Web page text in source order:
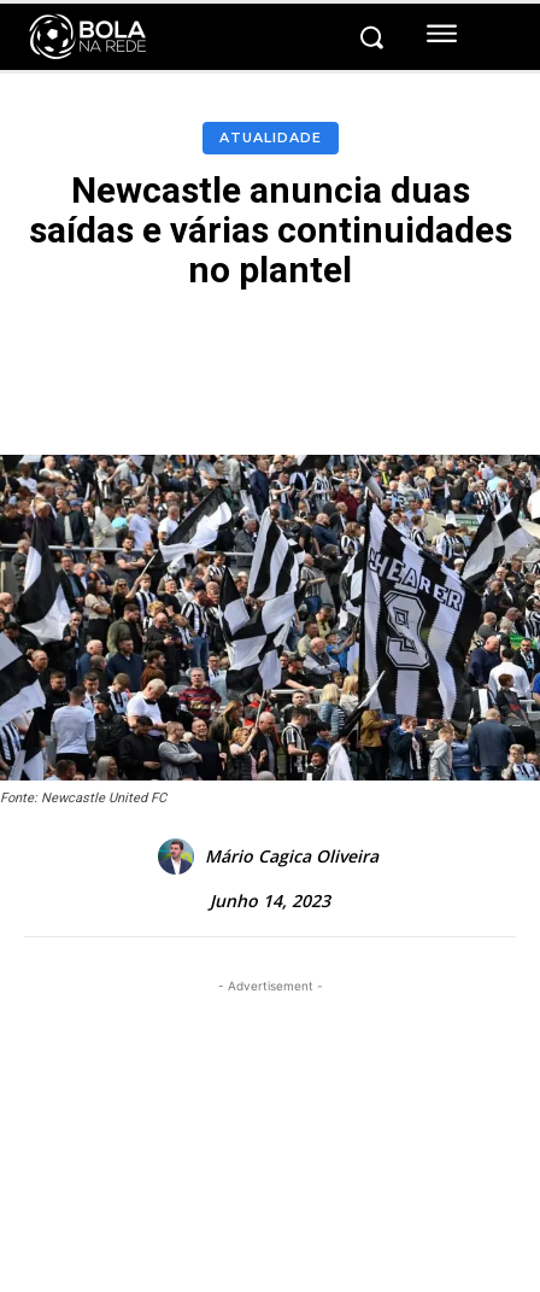
ATUALIDADE
Newcastle anuncia duas
saídas e várias continuidades
no plantel
Fonte: Newcastle United FC
Mário Cagica Oliveira
Junho 14, 2023
- Advertisement -